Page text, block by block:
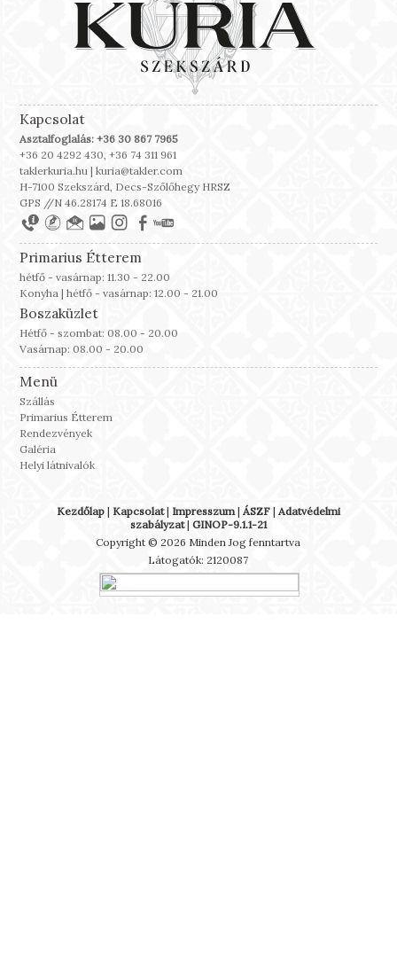
Kapcsolat
Asztalfoglalás: +36 30 867 7965
+36 20 4292 430, +36 74 311 961
taklerkuria.hu | kuria@takler.com
H-7100 Szekszárd, Decs-Szőlőhegy HRSZ
GPS //N 46.28174 E 18.68016
Primarius Étterem
hétfő - vasárnap: 11.30 - 22.00
Konyha | hétfő - vasárnap: 12.00 - 21.00
Boszaküzlet
Hétfő - szombat: 08.00 - 20.00
Vasárnap: 08.00 - 20.00
Menü
Szállás
Primarius Étterem
Rendezvények
Galéria
Helyi látnivalók
Kezdőlap| Kapcsolat| Impresszum| ÁSZF| Adatvédelmi
szabályzat| GINOP-9.1.1-21
Copyright © 2026 Minden Jog fenntartva
Látogatók: 2120087